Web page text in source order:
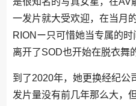
一发片就大受欢迎，在当月
RIONー只可惜她当专属的
离开了SOD也开始在脱衣
到了2020年，她更换经纪公
发片量没有前几年那么大，